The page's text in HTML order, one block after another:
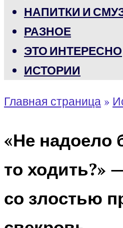
НАПИТКИ И
РАЗНОЕ
ЭТО ИНТЕРЕСНО
ИСТОРИИ
Главная страница »
«Не надоело
то ходить?»
со злостью